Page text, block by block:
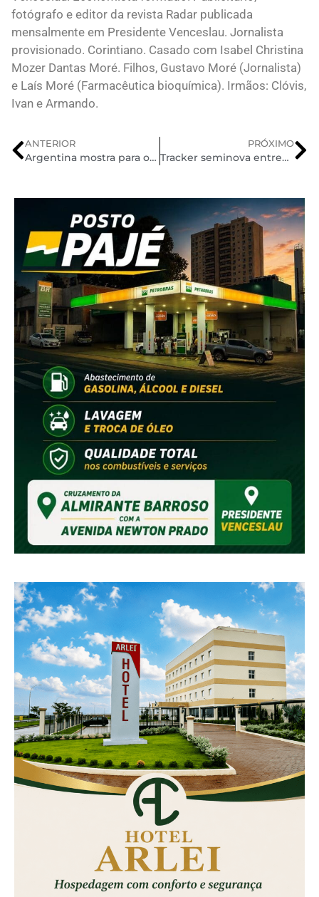
fotógrafo e editor da revista Radar publicada
mensalmente em Presidente Venceslau. Jornalista
provisionado. Corintiano. Casado com Isabel Christina
Mozer Dantas Moré. Filhos, Gustavo Moré (Jornalista)
e Laís Moré (Farmacêutica bioquímica). Irmãos: Clóvis,
Ivan e Armando.
ANTERIOR
Argentina mostra para o Brasil o que é raça
PRÓXIMO
Tracker seminova entrega na Autoeste